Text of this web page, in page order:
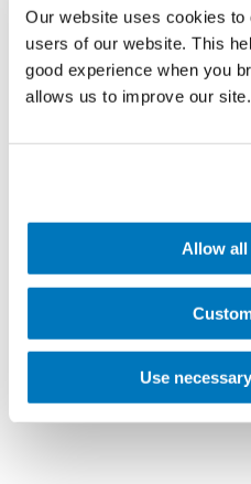
Our website uses cookies
users of our website. This
good experience when you
allows us to improve our site.
Allow all
Use
απέκτησε διαστάσεις
Paola έχει
ακολούθους και
μια τόσο μεγάλη
δείχνει τη ζωή της όπως
Για την ίδια, το
είναι να αγαπά και να
όπως είναι.